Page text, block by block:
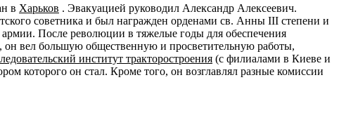
в Харьков . Эвакуацией руководил Александр Алексеевич.
советника и был награжден орденами св. Анны III степени и
После революции в тяжелые годы для обеспечения
он вел большую общественную и просветительную работы,
институт тракторостроения (с филиалами в Киеве и
которого он стал. Кроме того, он возглавлял разные комиссии